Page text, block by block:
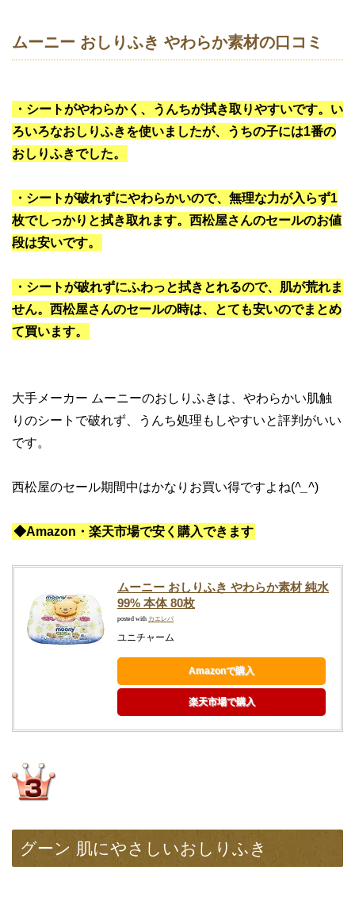
ムーニー おしりふき やわらか素材の口コミ
・シートがやわらかく、うんちが拭き取りやすいです。い
ろいろなおしりふきを使いましたが、うちの子には1番の
おしりふきでした。
・シートが破れずにやわらかいので、無理な力が入らず1
枚でしっかりと拭き取れます。西松屋さんのセールのお値
段は安いです。
・シートが破れずにふわっと拭きとれるので、肌が荒れま
せん。西松屋さんのセールの時は、とても安いのでまとめ
て買います。
大手メーカー ムーニーのおしりふきは、やわらかい肌触
りのシートで破れず、うんち処理もしやすいと評判がいい
です。
西松屋のセール期間中はかなりお買い得ですよね(^_^)
◆Amazon・楽天市場で安く購入できます
ムーニー おしりふき やわらか素材 純水
99% 本体 80枚
posted with カエレバ
ユニチャーム
Amazonで購入
楽天市場で購入
グーン 肌にやさしいおしりふき